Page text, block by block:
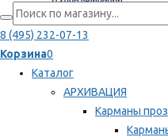
8 (495) 232-07-13
Корзина0
Каталог
АРХИВАЦИЯ
Карманы